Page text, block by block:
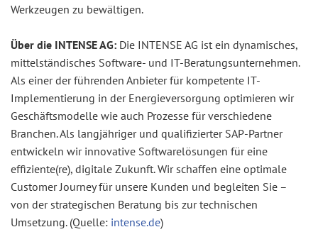
Werkzeugen zu bewältigen.
Über die INTENSE AG: Die INTENSE AG ist ein dynamisches,
mittelständisches Software- und IT-Beratungsunternehmen.
Als einer der führenden Anbieter für kompetente IT-
Implementierung in der Energieversorgung optimieren wir
Geschäftsmodelle wie auch Prozesse für verschiedene
Branchen. Als langjähriger und qualifizierter SAP-Partner
entwickeln wir innovative Softwarelösungen für eine
effiziente(re), digitale Zukunft. Wir schaffen eine optimale
Customer Journey für unsere Kunden und begleiten Sie –
von der strategischen Beratung bis zur technischen
Umsetzung. (Quelle: intense.de)